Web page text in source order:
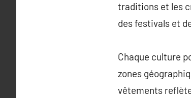
traditions et les
des festivals et
Chaque culture
zones
vêtements